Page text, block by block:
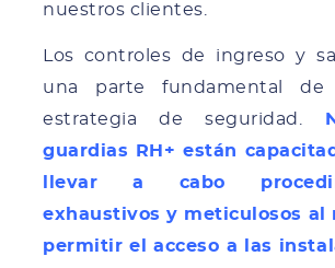
nuestros clientes.
Los controles de ingreso y
una parte fundamental de
estrategia de seguridad.
guardias RH+ están
llevar a cabo
exhaustivos y meticulosos al
permitir el acceso a las